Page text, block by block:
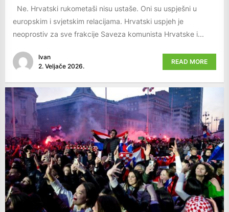
Ne. Hrvatski rukometaši nisu ustaše. Oni su uspješni u
europskim i svjetskim relacijama. Hrvatski uspjeh je
neoprostiv za sve frakcije Saveza komunista Hrvatske i...
Ivan
2. Veljače 2026.
READ MORE